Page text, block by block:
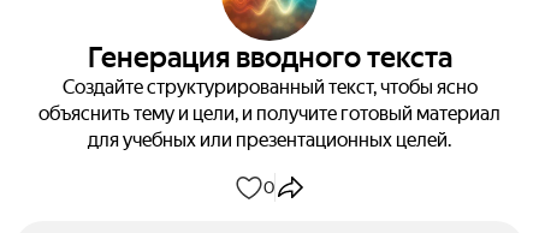
Генерация вводного текста
Создайте структурированный текст, чтобы ясно
объяснить тему и цели, и получите готовый материал
для учебных или презентационных целей.
0